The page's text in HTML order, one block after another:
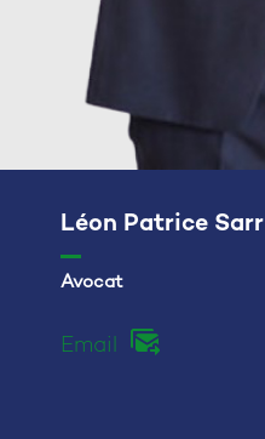
Léon Patrice Sarr
Avocat
Email